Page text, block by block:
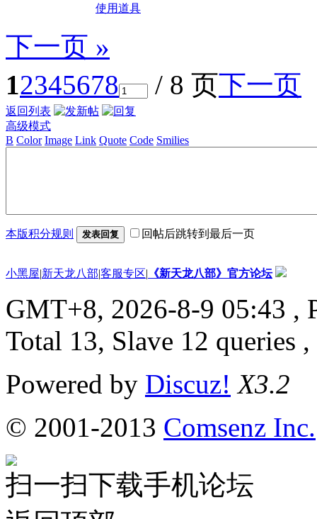
使用道具
下一页 »
12345678 / 8 页下一页
返回列表
高级模式
B Color Image Link Quote Code Smilies
本版积分规则 发表回复 回帖后跳转到最后一页
小黑屋|新天龙八部|客服专区| 《新天龙八部》官方论坛
GMT+8, 2026-8-9 05:43 ,
Total 13, Slave 12 queries
Powered by Discuz! X3.2
© 2001-2013 Comsenz Inc.
扫一扫下载手机论坛